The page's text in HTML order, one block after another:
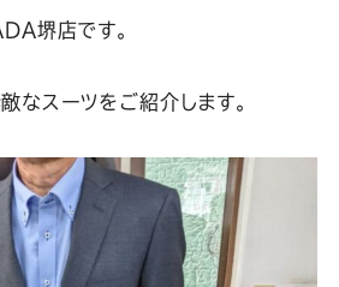
の
公
式
Twitter
の
公
式
Instagram
公
式
LINE
堺店です。
なスーツをご紹介します。